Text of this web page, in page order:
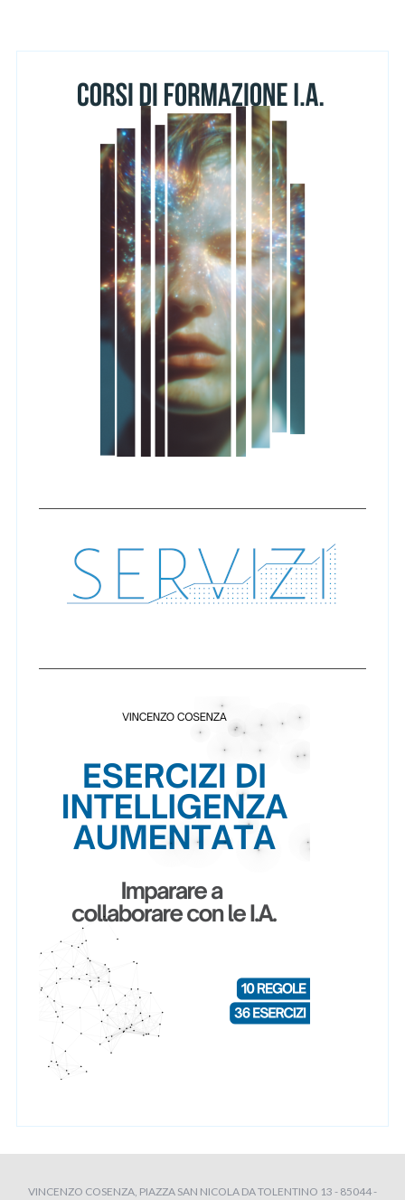
VINCENZO COSENZA, PIAZZA SAN NICOLA DA TOLENTINO 13 - 85044 -